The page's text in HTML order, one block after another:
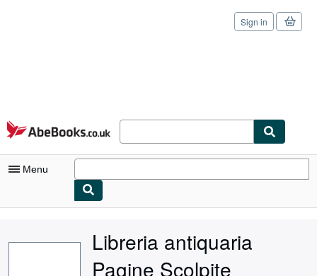
Skip to main content
AbeBooks.co.uk
Sign in
Menu
My Purchases
Libreria antiquaria
Pagine Scolpite